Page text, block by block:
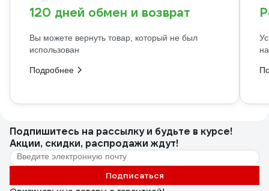
120 дней обмен и возврат
Вы можете вернуть товар, который не был
использован
Подробнее
Подпишитесь на рассылкуи будьте в курсе!
Акции, скидки, распродажи ждут!
Подписаться